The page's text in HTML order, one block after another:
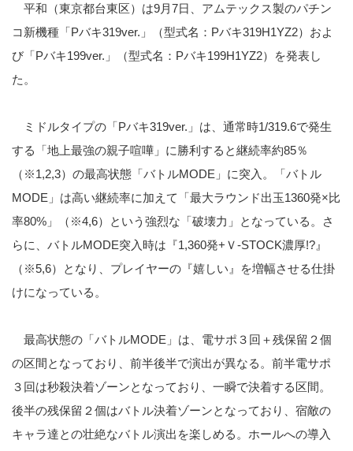
平和（東京都台東区）は9月7日、アムテックス製のパチン
コ新機種「Pバキ319ver.」（型式名：Pバキ319H1YZ2）およ
び「Pバキ199ver.」（型式名：Pバキ199H1YZ2）を発表し
た。
ミドルタイプの「Pバキ319ver.」は、通常時1/319.6で発生
する「地上最強の親子喧嘩」に勝利すると継続率約85％
（※1,2,3）の最高状態「バトルMODE」に突入。「バトル
MODE」は高い継続率に加えて「最大ラウンド出玉1360発×比
率80%」（ ※4,6）
という強烈な「破壊力」となっている。さ
らに、バトルMODE突入時は『1,360発+Ｖ-STOCK濃厚!?』
（ ※5,6）
となり、プレイヤーの『嬉しい』を増幅させる仕掛
けになっている。
最高状態の「バトルMODE」は、電サポ３回＋残保留２個
の区間となっており、前半後半で演出が異なる。前半電サポ
３回は秒殺決着ゾーンとなっており、一瞬で決着する区間。
後半の残保留２個はバトル決着ゾーンとなっており、宿敵の
キャラ達との壮絶なバトル演出を楽しめる。ホールへの導入